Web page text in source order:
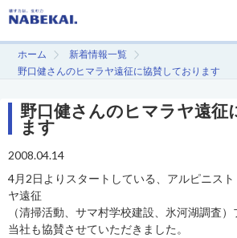
ホーム
新着情報一覧
野口健さんのヒマラヤ遠征に協賛しております
野口健さんのヒマラヤ遠征
ます
2008.04.14
4月2日よりスタートしている、アルピニス
ヤ遠征
（清掃活動、サマ村学校建設、氷河湖調査
当社も協賛させていただきました。